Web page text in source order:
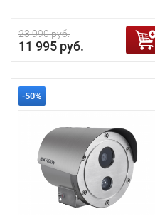
23 990 руб.
11 995 руб.
-50%